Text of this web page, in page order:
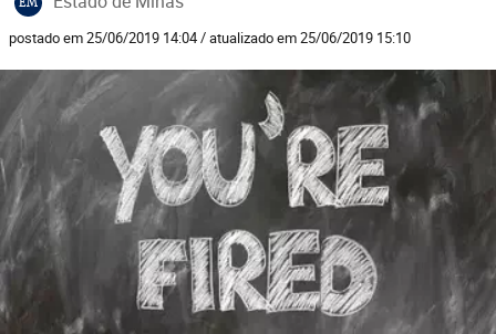
postado em 25/06/2019 14:04 / atualizado em 25/06/2019 15:10